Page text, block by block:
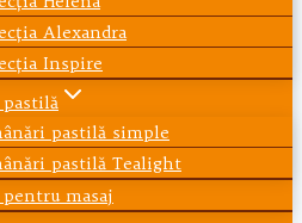
Alexandra
Inspire
pastilă simple
pastilă Tealight
masaj